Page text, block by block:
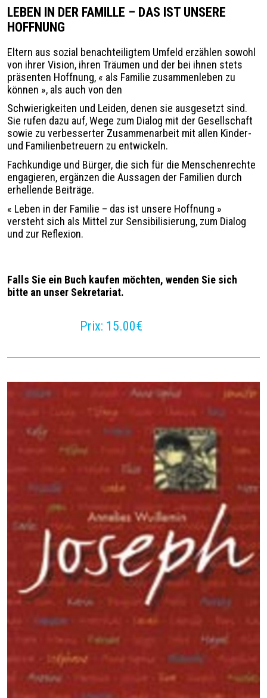
LEBEN IN DER FAMILLE – DAS IST UNSERE
HOFFNUNG
Eltern aus sozial benachteiligtem Umfeld erzählen sowohl
von ihrer Vision, ihren Träumen und der bei ihnen stets
präsenten Hoffnung, « als Familie zusammenleben zu
können », als auch von den
Schwierigkeiten und Leiden, denen sie ausgesetzt sind.
Sie rufen dazu auf, Wege zum Dialog mit der Gesellschaft
sowie zu verbesserter Zusammenarbeit mit allen Kinder-
und Familienbetreuern zu entwickeln.
Fachkundige und Bürger, die sich für die Menschenrechte
engagieren, ergänzen die Aussagen der Familien durch
erhellende Beiträge.
« Leben in der Familie – das ist unsere Hoffnung »
versteht sich als Mittel zur Sensibilisierung, zum Dialog
und zur Reflexion.
Falls Sie ein Buch kaufen möchten, wenden Sie sich
bitte an unser Sekretariat.
Prix 15.00€